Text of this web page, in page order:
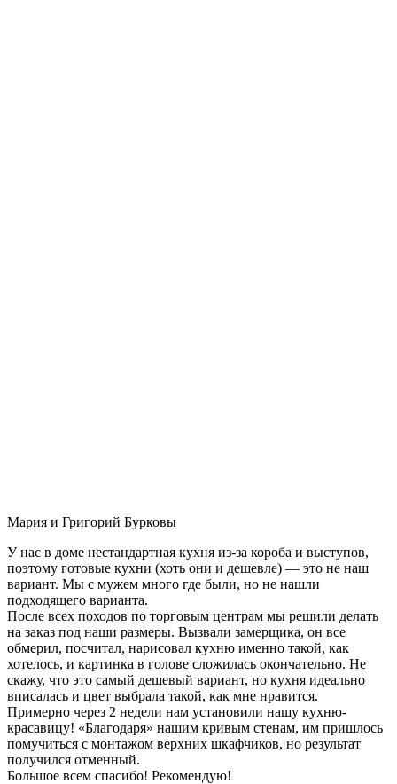
Мария и Григорий Бурковы
У нас в доме нестандартная кухня из-за короба и выступов,
поэтому готовые кухни (хоть они и дешевле) — это не наш
вариант. Мы с мужем много где были, но не нашли
подходящего варианта.
После всех походов по торговым центрам мы решили делать
на заказ под наши размеры. Вызвали замерщика, он все
обмерил, посчитал, нарисовал кухню именно такой, как
хотелось, и картинка в голове сложилась окончательно. Не
скажу, что это самый дешевый вариант, но кухня идеально
вписалась и цвет выбрала такой, как мне нравится.
Примерно через 2 недели нам установили нашу кухню-
красавицу! «Благодаря» нашим кривым стенам, им пришлось
помучиться с монтажом верхних шкафчиков, но результат
получился отменный.
Большое всем спасибо! Рекомендую!